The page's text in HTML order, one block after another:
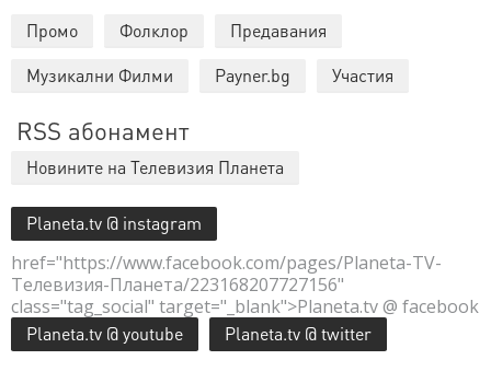
Промо Фолклор
Предавания
Музикални Филми
Payner.bg Участия
RSS абонамент
Новините на Телевизия Планета
Planeta.tv @ instagram
href="https://www.facebook.com/pages/Planeta-TV-
Телевизия-Планета/223168207727156"
class="tag_social" target="_blank">Planeta.tv @ facebook
Planeta.tv @ youtube Planeta.tv @ twitter